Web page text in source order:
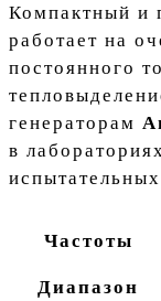
Компактный и
работает на
постоянного
генераторам
в
Частоты
Диапазон